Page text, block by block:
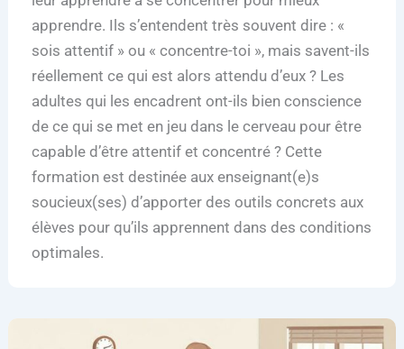
apprendre. Ils s’entendent très souvent dire : «
sois attentif » ou « concentre-toi », mais savent-ils
réellement ce qui est alors attendu d’eux ? Les
adultes qui les encadrent ont-ils bien conscience
de ce qui se met en jeu dans le cerveau pour être
capable d’être attentif et concentré ? Cette
formation est destinée aux enseignant(e)s
soucieux(ses) d’apporter des outils concrets aux
élèves pour qu’ils apprennent dans des conditions
optimales.